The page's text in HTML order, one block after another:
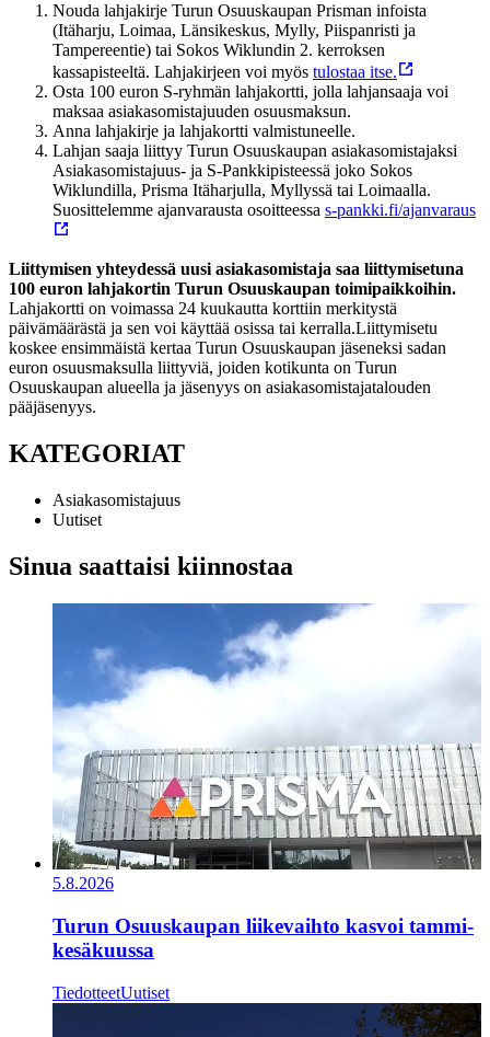
Nouda lahjakirje Turun Osuuskaupan Prisman infoista
(Itäharju, Loimaa, Länsikeskus, Mylly, Piispanristi ja
Tampereentie) tai Sokos Wiklundin 2. kerroksen
kassapisteeltä. Lahjakirjeen voi myös tulostaa itse.
Osta 100 euron S-ryhmän lahjakortti, jolla lahjansaaja voi
maksaa asiakasomistajuuden osuusmaksun.
Anna lahjakirje ja lahjakortti valmistuneelle.
Lahjan saaja liittyy Turun Osuuskaupan asiakasomistajaksi
Asiakasomistajuus- ja S-Pankkipisteessä joko Sokos
Wiklundilla, Prisma Itäharjulla, Myllyssä tai Loimaalla.
Suosittelemme ajanvarausta osoitteessa s-pankki.fi/ajanvaraus
Liittymisen yhteydessä uusi asiakasomistaja saa liittymisetuna
100 euron lahjakortin Turun Osuuskaupan toimipaikkoihin.
Lahjakortti on voimassa 24 kuukautta korttiin merkitystä
päivämäärästä ja sen voi käyttää osissa tai kerralla.Liittymisetu
koskee ensimmäistä kertaa Turun Osuuskaupan jäseneksi sadan
euron osuusmaksulla liittyviä, joiden kotikunta on Turun
Osuuskaupan alueella ja jäsenyys on asiakasomistajatalouden
pääjäsenyys.
KATEGORIAT
Asiakasomistajuus
Uutiset
Sinua saattaisi kiinnostaa
5.8.2026
Turun Osuuskaupan liikevaihto kasvoi tammi-
kesäkuussa
TiedotteetUutiset